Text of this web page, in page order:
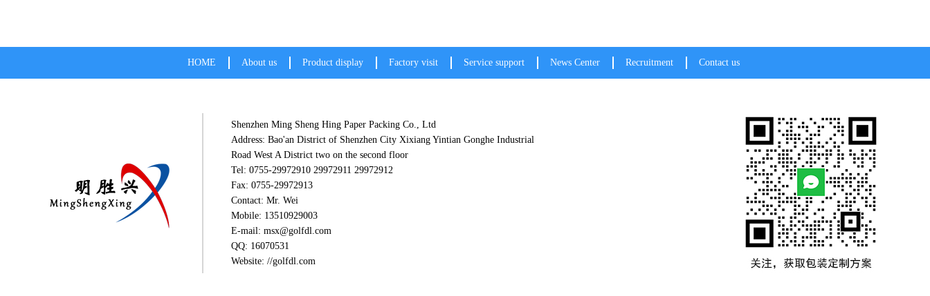
HOME About us Product display Factory visit Service support News Center Recruitment Contact us
Shenzhen Ming Sheng Hing Paper Packing Co., Ltd
Address: Bao'an District of Shenzhen City Xixiang Yintian Gonghe Industrial
Road West A District two on the second floor
Tel: 0755-29972910 29972911 29972912
Fax: 0755-29972913
Contact: Mr. Wei
Mobile: 13510929003
E-mail: msx@golfdl.com
QQ: 16070531
Website: //golfdl.com